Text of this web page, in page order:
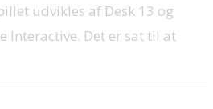
udvikles af Desk 13 og
Interactive. Det er sat til at